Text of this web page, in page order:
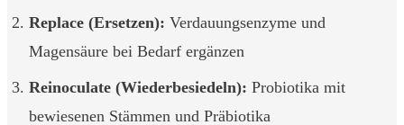
Replace (Ersetzen): Verdauungsenzyme und
Magensäure bei Bedarf ergänzen
Reinoculate (Wiederbesiedeln): Probiotika mit
bewiesenen Stämmen und Präbiotika